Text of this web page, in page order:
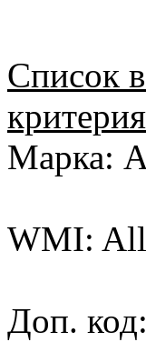
Список
Марка:
WMI: All
Доп.